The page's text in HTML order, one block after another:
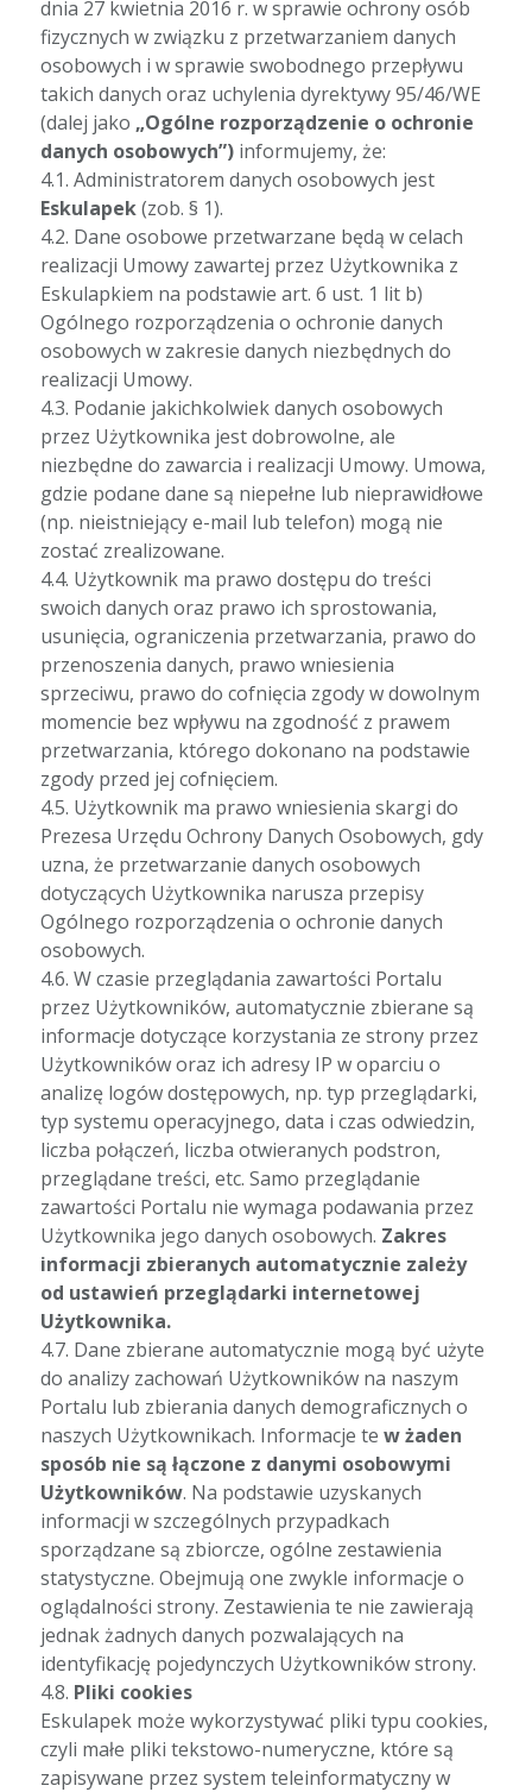
dnia 27 kwietnia 2016 r. w sprawie ochrony osób
fizycznych w związku z przetwarzaniem danych
osobowych i w sprawie swobodnego przepływu
takich danych oraz uchylenia dyrektywy 95/46/WE
(dalej jako „Ogólne rozporządzenie o ochronie
danych osobowych”)informujemy, że:
4.1. Administratorem danych osobowych jest
Eskulapek(zob. § 1).
4.2. Dane osobowe przetwarzane będą w celach
realizacji Umowy zawartej przez Użytkownika z
Eskulapkiem na podstawie art. 6 ust. 1 lit b)
Ogólnego rozporządzenia o ochronie danych
osobowych w zakresie danych niezbędnych do
realizacji Umowy.
4.3. Podanie jakichkolwiek danych osobowych
przez Użytkownika jest dobrowolne, ale
niezbędne do zawarcia i realizacji Umowy. Umowa,
gdzie podane dane są niepełne lub nieprawidłowe
(np. nieistniejący e-mail lub telefon) mogą nie
zostać zrealizowane.
4.4. Użytkownik ma prawo dostępu do treści
swoich danych oraz prawo ich sprostowania,
usunięcia, ograniczenia przetwarzania, prawo do
przenoszenia danych, prawo wniesienia
sprzeciwu, prawo do cofnięcia zgody w dowolnym
momencie bez wpływu na zgodność z prawem
przetwarzania, którego dokonano na podstawie
zgody przed jej cofnięciem.
4.5. Użytkownik ma prawo wniesienia skargi do
Prezesa Urzędu Ochrony Danych Osobowych, gdy
uzna, że przetwarzanie danych osobowych
dotyczących Użytkownika narusza przepisy
Ogólnego rozporządzenia o ochronie danych
osobowych.
4.6. W czasie przeglądania zawartości Portalu
przez Użytkowników, automatycznie zbierane są
informacje dotyczące korzystania ze strony przez
Użytkowników oraz ich adresy IP w oparciu o
analizę logów dostępowych, np. typ przeglądarki,
typ systemu operacyjnego, data i czas odwiedzin,
liczba połączeń, liczba otwieranych podstron,
przeglądane treści, etc. Samo przeglądanie
zawartości Portalu nie wymaga podawania przez
Użytkownika jego danych osobowych. Zakres
informacji zbieranych automatycznie zależy
od ustawień przeglądarki internetowej
Użytkownika.
4.7. Dane zbierane automatycznie mogą być użyte
do analizy zachowań Użytkowników na naszym
Portalu lub zbierania danych demograficznych o
naszych Użytkownikach. Informacje te w żaden
sposób nie są łączone z danymi osobowymi
Użytkowników. Na podstawie uzyskanych
informacji w szczególnych przypadkach
sporządzane są zbiorcze, ogólne zestawienia
statystyczne. Obejmują one zwykle informacje o
oglądalności strony. Zestawienia te nie zawierają
jednak żadnych danych pozwalających na
identyfikację pojedynczych Użytkowników strony.
4.8. Pliki cookies
Eskulapek może wykorzystywać pliki typu cookies,
czyli małe pliki tekstowo-numeryczne, które są
zapisywane przez system teleinformatyczny w